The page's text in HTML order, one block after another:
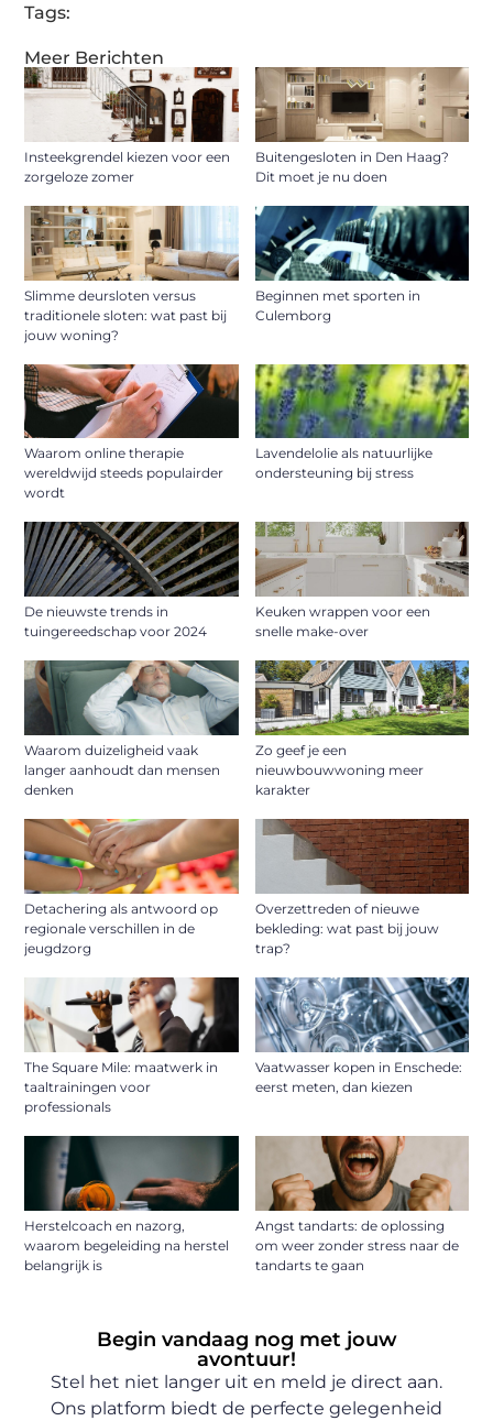
Meer Berichten
Insteekgrendel kiezen voor een
zorgeloze zomer
Buitengesloten in Den Haag?
Dit moet je nu doen
Slimme deursloten versus
traditionele sloten: wat past bij
jouw woning?
Beginnen met sporten in
Culemborg
Waarom online therapie
wereldwijd steeds populairder
wordt
Lavendelolie als natuurlijke
ondersteuning bij stress
De nieuwste trends in
tuingereedschap voor 2024
Keuken wrappen voor een
snelle make-over
Waarom duizeligheid vaak
langer aanhoudt dan mensen
denken
Zo geef je een
nieuwbouwwoning meer
karakter
Detachering als antwoord op
regionale verschillen in de
jeugdzorg
Overzettreden of nieuwe
bekleding: wat past bij jouw
trap?
The Square Mile: maatwerk in
taaltrainingen voor
professionals
Vaatwasser kopen in Enschede:
eerst meten, dan kiezen
Herstelcoach en nazorg,
waarom begeleiding na herstel
belangrijk is
Angst tandarts: de oplossing
om weer zonder stress naar de
tandarts te gaan
Begin vandaag nog met jouw
avontuur!
Stel het niet langer uit en meld je direct aan.
Ons platform biedt de perfecte gelegenheid
Tags: